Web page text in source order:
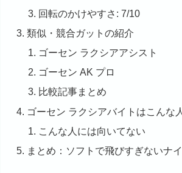
回転のかけやすさ: 7/10
類似・競合ガットの紹介
ゴーセン ラクシアアシスト
ゴーセン AK プロ
比較記事まとめ
ゴーセン ラクシアバイトはこんな
こんな人には向いてない
まとめ：ソフトで飛びすぎないナ